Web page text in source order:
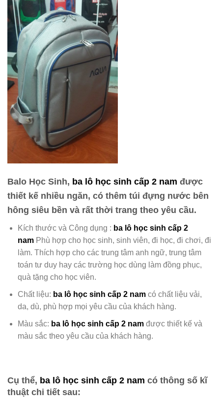
Balo Học Sinh, ba lô học sinh cấp 2 nam được
thiết kế nhiều ngăn, có thêm túi đựng nước bên
hông siêu bền và rất thời trang theo yêu cầu.
Kích thước và Công dụng : ba lô học sinh cấp 2
namPhù hợp cho học sinh, sinh viên, đi học, đi chơi, đi
làm. Thích hợp cho các trung tâm anh ngữ, trung tâm
toán tư duy hay các trường học dùng làm đồng phục,
quà tặng cho học viên.
Chất liệu: ba lô học sinh cấp 2 nam có chất liệu vải,
da, dù, phù hợp mọi yêu cầu của khách hàng.
Màu sắc: ba lô học sinh cấp 2 nam được thiết kế và
màu sắc theo yêu cầu của khách hàng.
Cụ thể, ba lô học sinh cấp 2 nam có thông số kĩ
thuật chi tiết sau: